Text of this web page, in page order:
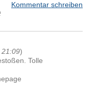
Kommentar schreiben
21:09)
Tolle